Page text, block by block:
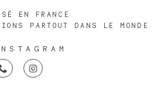
EN FRANCE
PARTOUT DANS LE MONDE